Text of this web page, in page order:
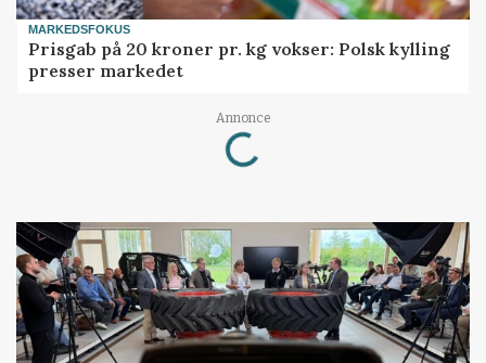
MARKEDSFOKUS
Prisgab på 20 kroner pr. kg vokser: Polsk kylling
presser markedet
Annonce
Loading...